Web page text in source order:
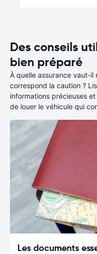
Des conseils
bien préparé
À quelle assurance vaut-il
correspond la caution ?
informations précieuses
de louer le véhicule qui
Les documents